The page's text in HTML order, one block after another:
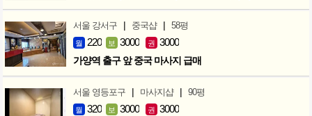
서울 강서구 | 중국샵 | 58평
월 220 보 3000 권 3000
가양역 출구 앞 중국 마사지 급매
서울 영등포구 | 마사지샵 | 90평
월 320 보 3000 권 3000